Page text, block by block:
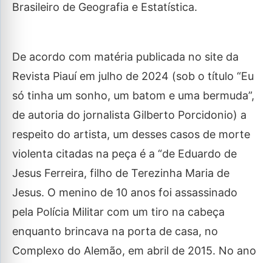
Brasileiro de Geografia e Estatística.
De acordo com matéria publicada no site da
Revista Piauí em julho de 2024 (sob o título “Eu
só tinha um sonho, um batom e uma bermuda”,
de autoria do jornalista Gilberto Porcidonio) a
respeito do artista, um desses casos de morte
violenta citadas na peça é a “de Eduardo de
Jesus Ferreira, filho de Terezinha Maria de
Jesus. O menino de 10 anos foi assassinado
pela Polícia Militar com um tiro na cabeça
enquanto brincava na porta de casa, no
Complexo do Alemão, em abril de 2015. No ano